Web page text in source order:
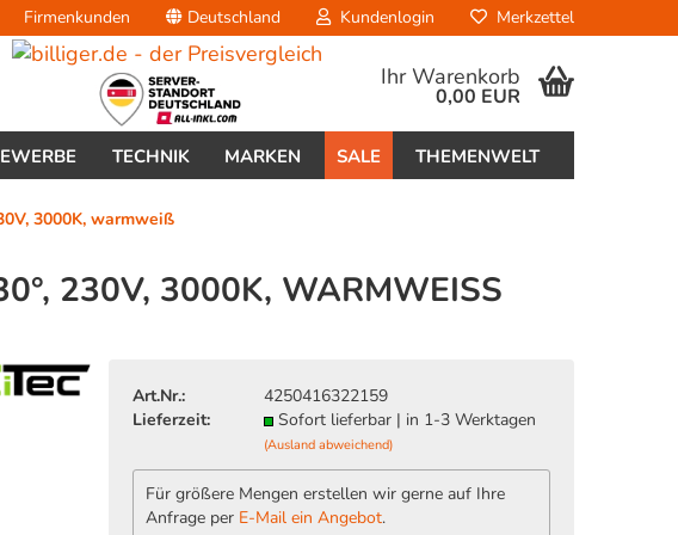
Firmenkunden Deutschland Kundenlogin
Konto erstellen
Passwort vergessen?
Merkzettel
Ihr Warenkorb
0,00 EUR
TECHNIK MARKEN SALE THEMENWELT
3000K, warmweiß
230V, 3000K, WARMWEISS
Art.Nr.:
4250416322159
Lieferzeit:
Sofort lieferbar | in 1-3 Werktagen
(Ausland abweichend)
Für größere Mengen erstellen wir gerne auf Ihre
Anfrage per E-Mail ein Angebot.